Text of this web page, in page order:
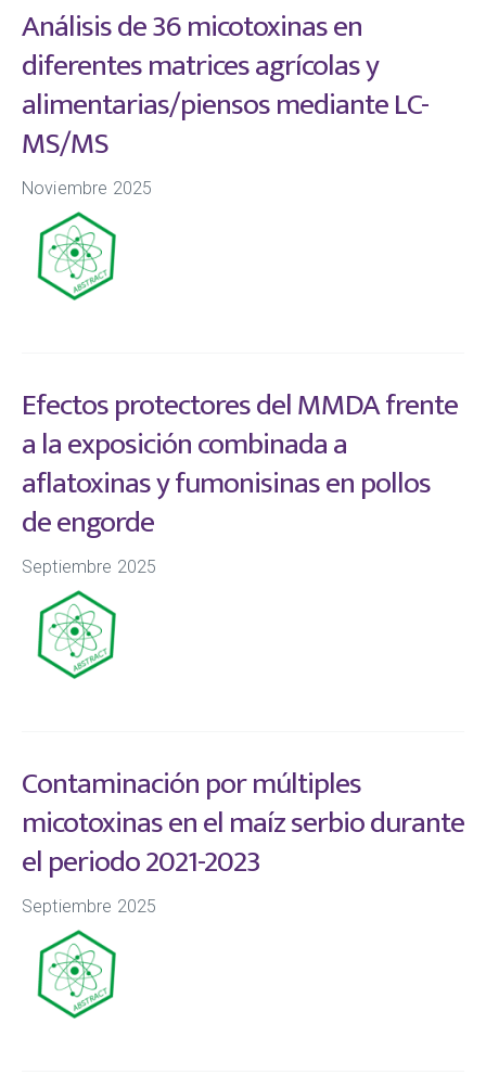
Análisis de 36 micotoxinas en
diferentes matrices agrícolas y
alimentarias/piensos mediante LC-
MS/MS
Noviembre 2025
Efectos protectores del MMDA frente
a la exposición combinada a
aflatoxinas y fumonisinas en pollos
de engorde
Septiembre 2025
Contaminación por múltiples
micotoxinas en el maíz serbio durante
el periodo 2021-2023
Septiembre 2025